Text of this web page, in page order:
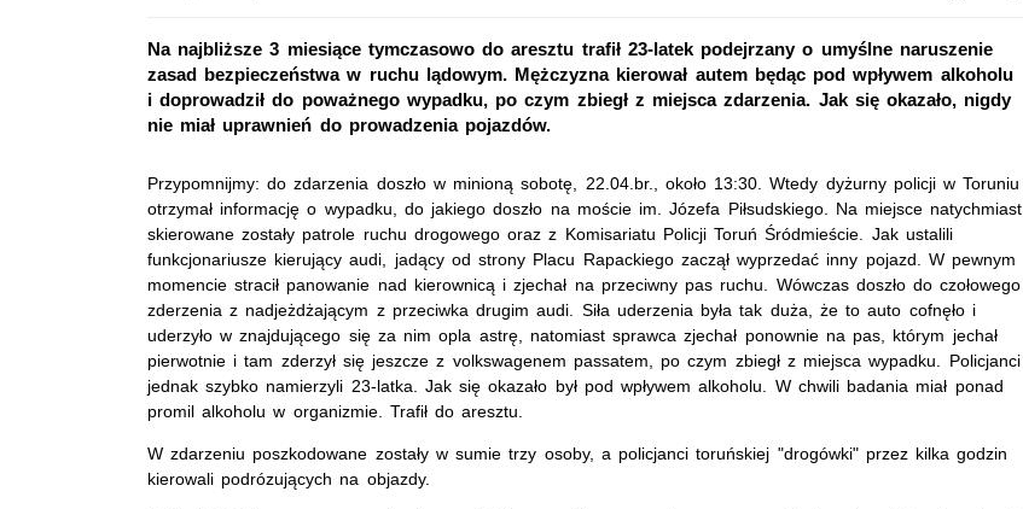
Na najbliższe 3 miesiące tymczasowo do aresztu trafił 23-latek podejrzany o umyślne naruszenie
zasad bezpieczeństwa w ruchu lądowym. Mężczyzna kierował autem będąc pod wpływem alkoholu
i doprowadził do poważnego wypadku, po czym zbiegł z miejsca zdarzenia. Jak się okazało, nigdy
nie miał uprawnień do prowadzenia pojazdów.
Przypomnijmy: do zdarzenia doszło w minioną sobotę, 22.04.br., około 13:30. Wtedy dyżurny policji w Toruniu
otrzymał informację o wypadku, do jakiego doszło na moście im. Józefa Piłsudskiego. Na miejsce natychmiast
skierowane zostały patrole ruchu drogowego oraz z Komisariatu Policji Toruń Śródmieście. Jak ustalili
funkcjonariusze kierujący audi, jadący od strony Placu Rapackiego zaczął wyprzedać inny pojazd. W pewnym
momencie stracił panowanie nad kierownicą i zjechał na przeciwny pas ruchu. Wówczas doszło do czołowego
zderzenia z nadjeżdżającym z przeciwka drugim audi. Siła uderzenia była tak duża, że to auto cofnęło i
uderzyło w znajdującego się za nim opla astrę, natomiast sprawca zjechał ponownie na pas, którym jechał
pierwotnie i tam zderzył się jeszcze z volkswagenem passatem, po czym zbiegł z miejsca wypadku. Policjanci
jednak szybko namierzyli 23-latka. Jak się okazało był pod wpływem alkoholu. W chwili badania miał ponad
promil alkoholu w organizmie. Trafił do aresztu.
W zdarzeniu poszkodowane zostały w sumie trzy osoby, a policjanci toruńskiej "drogówki" przez kilka godzin
kierowali podrózujących na objazdy.